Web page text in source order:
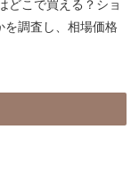
どこで買える？ショ
を調査し、相場価格